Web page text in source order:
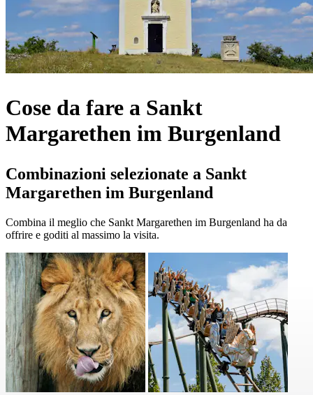
Cose da fare a Sankt
Margarethen im Burgenland
Combinazioni selezionate a Sankt
Margarethen im Burgenland
Combina il meglio che Sankt Margarethen im Burgenland ha da
offrire e goditi al massimo la visita.